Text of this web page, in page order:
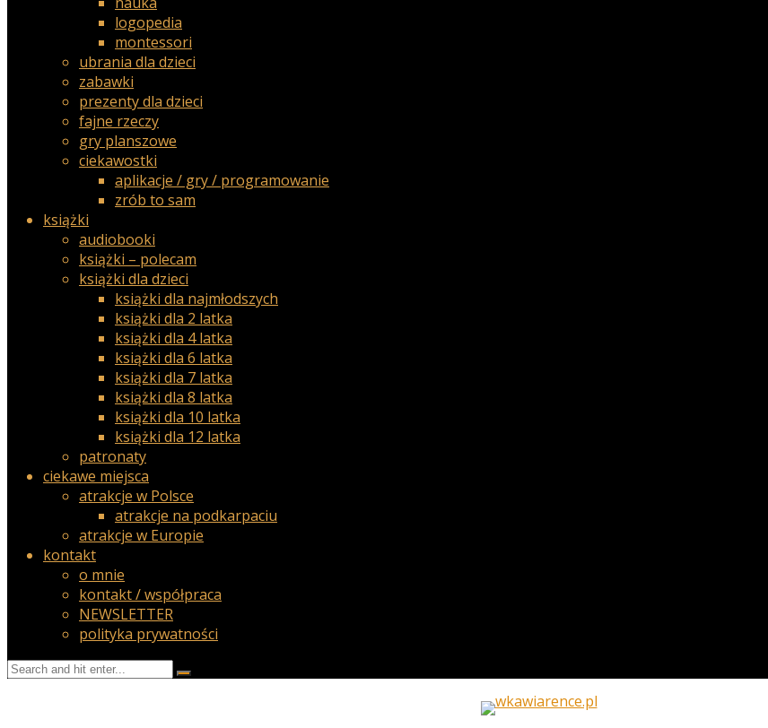
logopedia
montessori
ubrania dla dzieci
zabawki
prezenty dla dzieci
fajne rzeczy
gry planszowe
ciekawostki
aplikacje / gry / programowanie
zrób to sam
książki
audiobooki
książki – polecam
książki dla dzieci
książki dla najmłodszych
książki dla 2 latka
książki dla 4 latka
książki dla 6 latka
książki dla 7 latka
książki dla 8 latka
książki dla 10 latka
książki dla 12 latka
patronaty
ciekawe miejsca
atrakcje w Polsce
atrakcje na podkarpaciu
atrakcje w Europie
kontakt
o mnie
kontakt / współpraca
NEWSLETTER
polityka prywatności